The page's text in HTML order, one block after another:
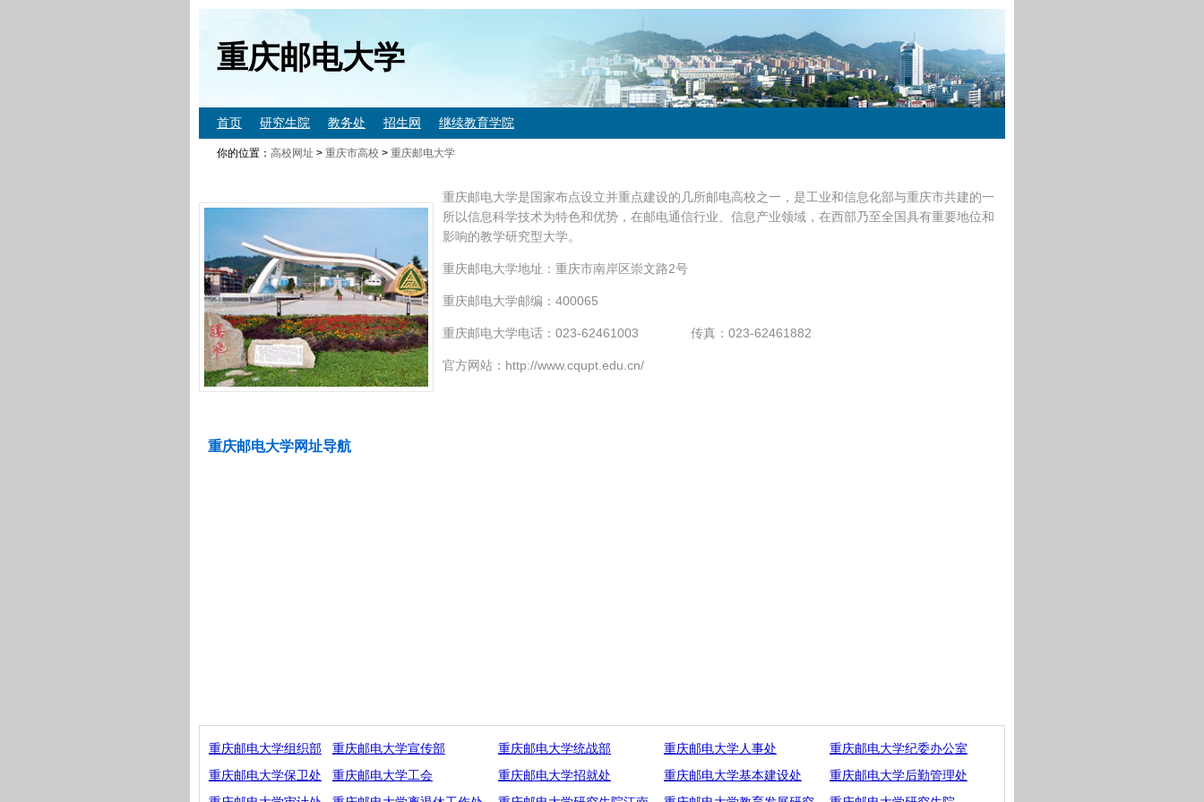
重庆邮电大学
首页 研究生院 教务处 招生网 继续教育学院
你的位置： 高校网址 > 重庆市高校 > 重庆邮电大学
重庆邮电大学是国家布点设立并重点建设的几所邮电高校之一，是工业和信息化部与重庆市共建的一
所以信息科学技术为特色和优势，在邮电通信行业、信息产业领域，在西部乃至全国具有重要地位和
影响的教学研究型大学。
重庆邮电大学地址：重庆市南岸区崇文路2号
重庆邮电大学邮编：400065
重庆邮电大学电话：023-62461003 传真：023-62461882
官方网站：http://www.cqupt.edu.cn/
重庆邮电大学网址导航
重庆邮电大学组织部 重庆邮电大学宣传部 重庆邮电大学统战部 重庆邮电大学人事处
重庆邮电大学纪委办公室
重庆邮电大学保卫处
重庆邮电大学工会 重庆邮电大学招就处 重庆邮电大学基本建设处
重庆邮电大学后勤管理处